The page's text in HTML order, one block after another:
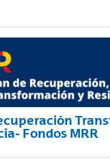
Fondos MRR